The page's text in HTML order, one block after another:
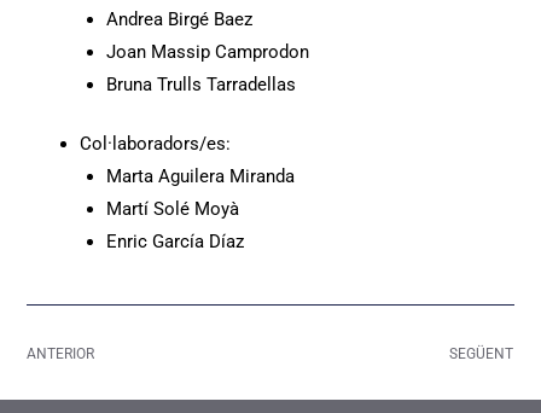
Andrea Birgé Baez
Joan Massip Camprodon
Bruna Trulls Tarradellas
Col·laboradors/es:
Marta Aguilera Miranda
Martí Solé Moyà
Enric García Díaz
ANTERIOR SEGÜENT